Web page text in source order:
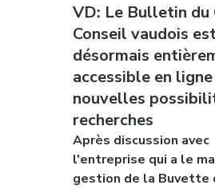
VD: Le Bulletin du
Conseil vaudois
désormais
accessible en
nouvelles
recherches
Après discussion avec
l'entreprise qui a le
gestion de la Buvette